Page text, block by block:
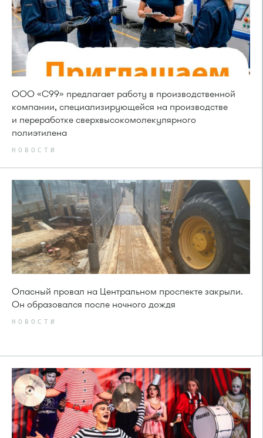
ООО «С99» предлагает работу в производственной
компании, специализирующейся на производстве
и переработке сверхвысокомолекулярного
полиэтилена
НОВОСТИ
Опасный провал на Центральном проспекте закрыли.
Он образовался после ночного дождя
НОВОСТИ